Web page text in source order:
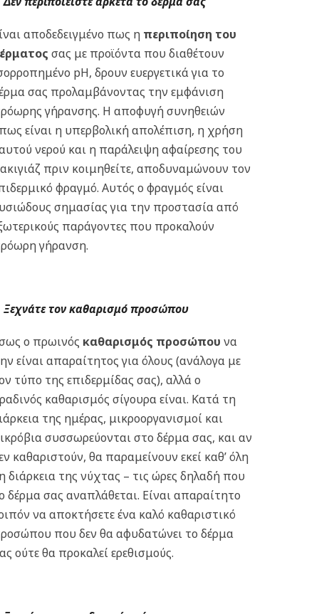
αποδεδειγμένο πως η περιποίηση του
σας με προϊόντα που διαθέτουν
pH, δρουν ευεργετικά για το
σας προλαμβάνοντας την εμφάνιση
γήρανσης. Η αποφυγή συνηθειών
είναι η υπερβολική απολέπιση, η χρήση
νερού και η παράλειψη αφαίρεσης του
πριν κοιμηθείτε, αποδυναμώνουν τον
φραγμό. Αυτός ο φραγμός είναι
σημασίας για την προστασία από
παράγοντες που προκαλούν
γήρανση.
Ξεχνάτε τον καθαρισμό προσώπου
ο πρωινός καθαρισμός προσώπου να
είναι απαραίτητος για όλους (ανάλογα με
τύπο της επιδερμίδας σας), αλλά ο
καθαρισμός σίγουρα είναι. Κατά τη
της ημέρας, μικροοργανισμοί και
συσσωρεύονται στο δέρμα σας, και αν
καθαριστούν, θα παραμείνουν εκεί καθ’ όλη
διάρκεια της νύχτας – τις ώρες δηλαδή που
δέρμα σας αναπλάθεται. Είναι απαραίτητο
να αποκτήσετε ένα καλό καθαριστικό
που δεν θα αφυδατώνει το δέρμα
ούτε θα προκαλεί ερεθισμούς.